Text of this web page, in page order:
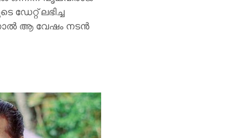
ലഭിച്ച
ആ വേഷം നടന്‍